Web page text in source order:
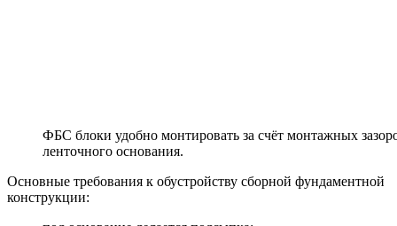
ФБС блоки удобно монтировать за счёт монтажных
ленточного основания.
Основные требования к обустройству сборной фундаментной
конструкции: